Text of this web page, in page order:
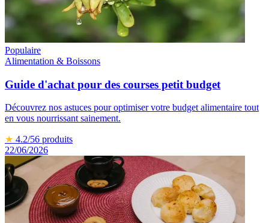
Populaire
Alimentation & Boissons
Guide d'achat pour des courses petit budget
Découvrez nos astuces pour optimiser votre budget alimentaire tout
en vous nourrissant sainement.
★ 4.2/56 produits
22/06/2026